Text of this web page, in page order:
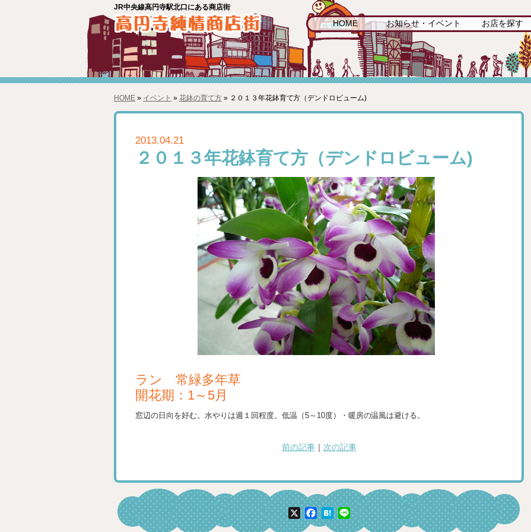
JR中央線高円寺駅北口にある商店街
HOME お知らせ・イベント お店を探す
HOME» イベント » 花鉢の育て方» ２０１３年花鉢育て方（デンドロビューム)
2013.04.21
２０１３年花鉢育て方（デンドロビューム)
ラン 常緑多年草
開花期：1～5月
窓辺の日向を好む。水やりは週１回程度。低温（5～10度）・暖房の温風は避ける。
前の記事｜ 次の記事
X Facebook
Hatena
Line